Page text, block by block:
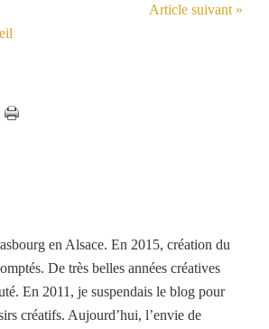
Article suivant »
en Alsace. En 2015, création du
De très belles années créatives
En 2011, je suspendais le blog pour
créatifs. Aujourd’hui, l’envie de